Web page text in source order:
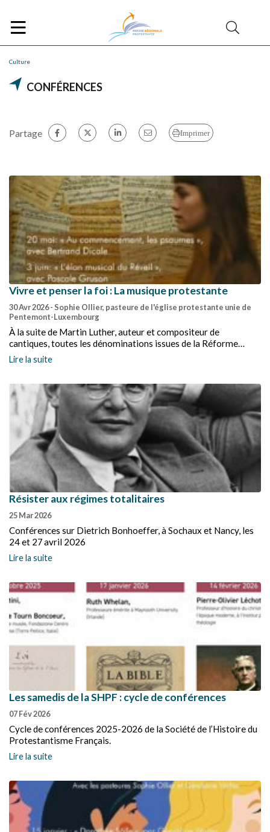
Culture
CONFÉRENCES
Partage Imprimer
Vivre et penser la foi : La musique protestante
30 Avr 2026- Sophie Ollier, pasteure de l'église protestante unie de
Pentemont-Luxembourg
À la suite de Martin Luther, auteur et compositeur de
cantiques, toutes les dénominations issues de la Réforme
chantent avec force et constance, chaque courant et chaque
époque de l’histoire du protestantisme mettant en cantiques sa
musique proposent de découvrir l’histoire mal connue de trois
répertoires pourtant couramment pratiqués dans nos cultes.
Lire la suite
Résister aux régimes totalitaires
25 Mar 2026
Conférences sur Dietrich Bonhoeffer, à Sochaux et Nancy, les
24 et 27 avril 2026
Lire la suite
Les samedis de la SHPF : cycle de conférences
07 Fév 2026
Cycle de conférences 2025-2026 de la Société de l’Histoire du
Protestantisme Français.
Lire la suite